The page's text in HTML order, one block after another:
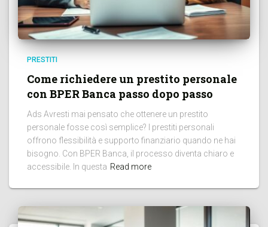
PRESTITI
Come richiedere un prestito personale
con BPER Banca passo dopo passo
Ads Avresti mai pensato che ottenere un prestito
personale fosse così semplice? I prestiti personali
offrono flessibilità e supporto finanziario quando ne hai
bisogno. Con BPER Banca, il processo diventa chiaro e
accessibile. In questa Read more